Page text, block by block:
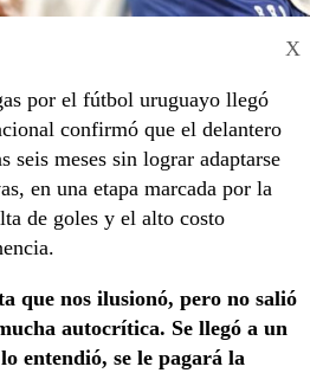
X
por el fútbol uruguayo llegó
confirmó que el delantero
seis meses sin lograr adaptarse
en una etapa marcada por la
de goles y el alto costo
que nos ilusionó, pero no salió
autocrítica. Se llegó a un
entendió, se le pagará la